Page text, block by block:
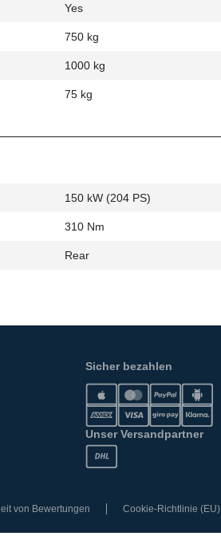
Yes
750 kg
1000 kg
75 kg
150 kW (204 PS)
310 Nm
Rear
Sicher bezahlen
Unser Versandpartner
von Bewertungen Cookie-Richtlinie (EU)